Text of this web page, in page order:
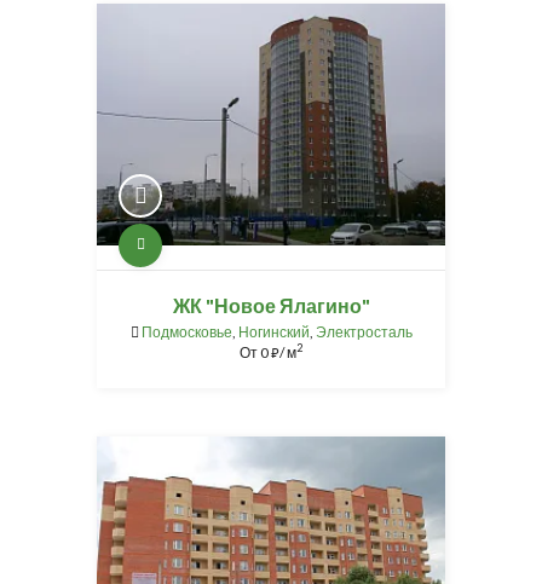
ЖК "Новое Ялагино"
Подмосковье Ногинский Электросталь
От0⃏/ м2